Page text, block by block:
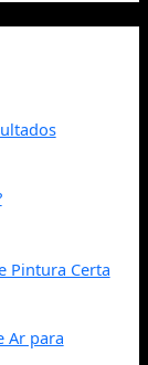
Pintura Certa
Ar para